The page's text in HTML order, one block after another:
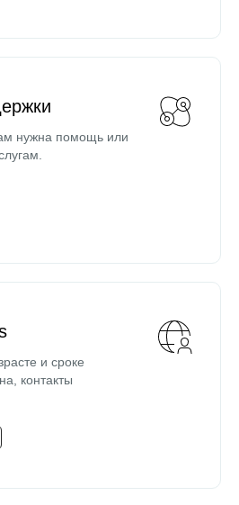
нужна помощь или
и сроке
контакты